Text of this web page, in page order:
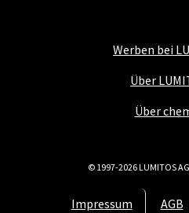
Werben bei
Über
Über
Impressum AGB
© 1997-2026 LUMITOS